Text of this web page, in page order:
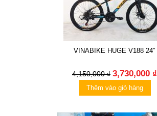
VINABIKE HUGE V188 24″
4,150,000 ₫ 3,730,000 ₫
Thêm vào giỏ hàng